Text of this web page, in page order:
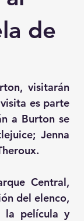
de
visitarán
es parte
a Burton se
Jenna
Central,
del elenco,
la película y